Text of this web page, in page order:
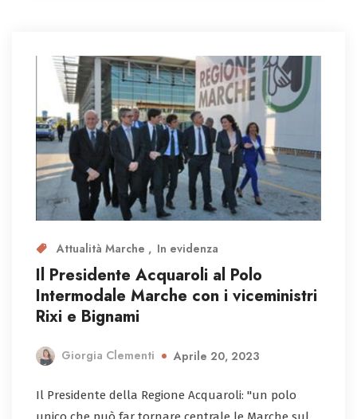
Attualità Marche In evidenza
Il Presidente Acquaroli al Polo
Intermodale Marche con i viceministri
Rixi e Bignami
Giorgia Clementi Aprile 20, 2023
Il Presidente della Regione Acquaroli: "un polo